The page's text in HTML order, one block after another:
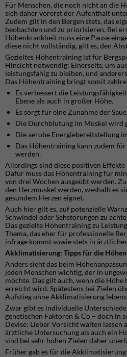
Für Menschen, die noch nicht an die
sich daher vorerst der Aufenthalt
Zudem gilt in den Bergen stets, das
beobachten und zu priorisieren. Bei
Höhenkrankheit muss eine Pause
diese nicht vollständig, gilt es, den
Gezieltes Höhentraining ist für
Hinsicht notwendig: Einerseits, um
leistungsfähig zu bleiben, und
Das Höhentraining bringt somit
Es verbessert die
Ebene als auch in großer Höhe.
Es sorgt für eine Zunahme der
Die Durchblutung im Muskel wird
Die aerobe Energiebereitstellung
Das Höhentraining kann zudem
werden.
Allerdings sind diese positiven
Dafür muss das Höhentraining für
von drei Wochen ausgeübt werden.
den Herzmuskel werden, weshalb es
gesundem Herzen eignet.
Auch hier gilt es, auf potenzielle
Schwindel oder Sehstörungen zu
Das gezielte Höhentraining zu
Thema, das eher für professionelle
infrage kommt sowie stets in
Akklimatisierung: Tipps für die
Anders sieht das beim
jeden Menschen wichtig, der in
möchte. Das gilt auch, wenn die Höhe
erreicht wird. Spätestens bei Zielen
Aufstieg ohne Akklimatisierung
Zwar gibt es individuelle
genetischen Faktoren & Co – doch in
Devise: Lieber Vorsicht walten lassen
ärztliche Untersuchung als auch ein
sind bei sehr hohen Zielen daher
Früher gab es für die